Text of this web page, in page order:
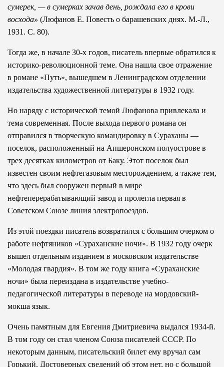
сумерек, — в сумерках зачав день, рождала его в крови
восхода» (Люфанов Е. Повесть о барашевских днях. М.-Л.,
1931. С. 80).
Тогда же, в начале 30-х годов, писатель впервые обратился к
историко-революционной теме. Она нашла свое отражение
в романе «Путь», вышедшем в Ленинградском отделении
издательства художественной литературы в 1932 году.
Но наряду с исторической темой Люфанова привлекала и
тема современная. После выхода первого романа он
отправился в творческую командировку в Сураханы —
поселок, расположенный на Апшеронском полуострове в
трех десятках километров от Баку. Этот поселок был
известен своим нефтегазовым месторождением, а также тем,
что здесь был сооружен первый в мире
нефтеперерабатывающий завод и пролегла первая в
Советском Союзе линия электропоездов.
Из этой поездки писатель возвратился с большим очерком о
работе нефтяников «Сураханские ночи». В 1932 году очерк
вышел отдельным изданием в московском издательстве
«Молодая гвардия». В том же году книга «Сураханские
ночи» была переиздана в издательстве учебно-
педагогической литературы в переводе на мордовский-
мокша язык.
Очень памятным для Евгения Дмитриевича выдался 1934-й.
В том году он стал членом Союза писателей СССР. По
некоторым данным, писательский билет ему вручал сам
Горький. Достоверных сведений об этом нет, но с большой